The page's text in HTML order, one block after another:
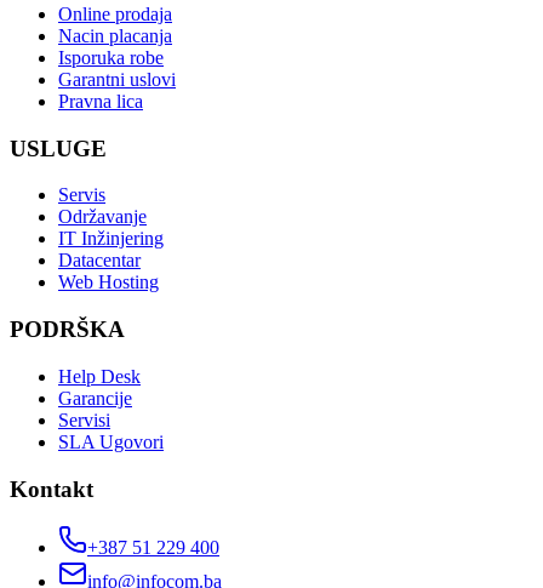
Online prodaja
Nacin placanja
Isporuka robe
Garantni uslovi
Pravna lica
USLUGE
Servis
Održavanje
IT Inžinjering
Datacentar
Web Hosting
PODRŠKA
Help Desk
Garancije
Servisi
SLA Ugovori
Kontakt
+387 51 229 400
info@infocom.ba